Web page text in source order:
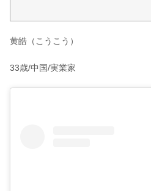
黄皓（こうこう）
33歳/中国/実業家